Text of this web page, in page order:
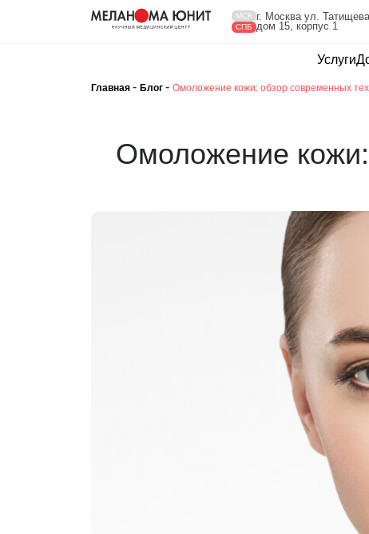
МСК
СПБ
г. Москва ул.
дом 15, корпус 1
Услуги
Главная - Блог - Омоложение кожи: обзор современных
Омоложение кожи: